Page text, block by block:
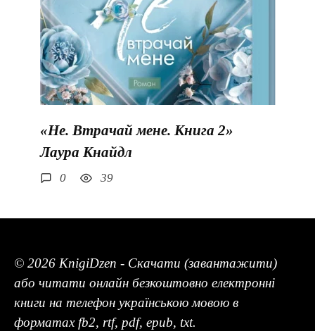
«Не. Втрачай мене. Книга 2»
Лаура Кнайдл
0 39
© 2026 KnigiDzen - Скачати (завантажити)
або читати онлайн безкоштовно електронні
книги на телефон українською мовою в
форматах fb2, rtf, pdf, epub, txt.